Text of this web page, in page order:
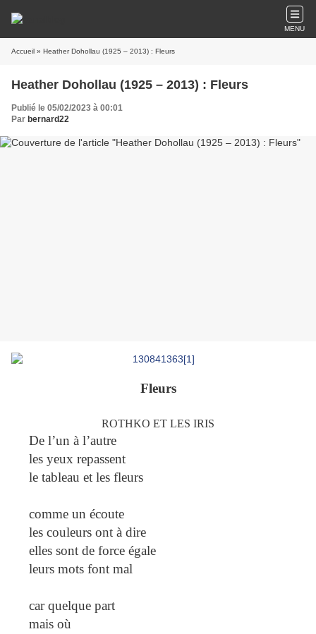
MENU
Accueil » Heather Dohollau (1925 – 2013) : Fleurs
Heather Dohollau (1925 – 2013) : Fleurs
Publié le 05/02/2023 à 00:01
Par bernard22
Fleurs
ROTHKO ET LES IRIS
De l’un à l’autre
les yeux repassent
le tableau et les fleurs
comme un écoute
les couleurs ont à dire
elles sont de force égale
leurs mots font mal
car quelque part
mais où